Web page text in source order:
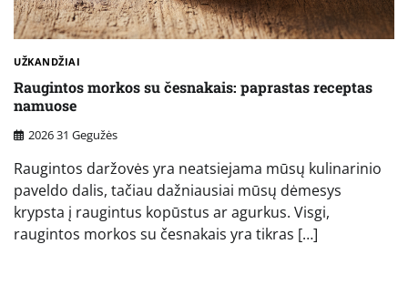
UŽKANDŽIAI
Raugintos morkos su česnakais: paprastas receptas
namuose
2026 31 Gegužės
Raugintos daržovės yra neatsiejama mūsų kulinarinio
paveldo dalis, tačiau dažniausiai mūsų dėmesys
krypsta į raugintus kopūstus ar agurkus. Visgi,
raugintos morkos su česnakais yra tikras […]